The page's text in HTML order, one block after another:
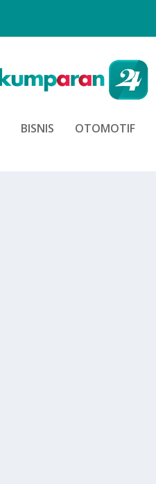
BISNIS OTOMOTIF